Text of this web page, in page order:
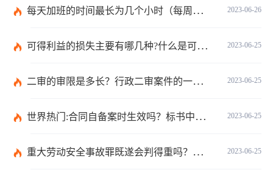
2023-06-26
每天加班的时间最长为几个小时（每周加班不能超过多少小时）
2023-06-25
可得利益的损失主要有哪几种?什么是可得利益？|天天速读
2023-06-25
二审的审限是多长？行政二审案件的一般处理规则是什么?
2023-06-25
世界热门:合同自备案时生效吗？标书中的合同需要全部放上去吗？
2023-06-25
重大劳动安全事故罪既遂会判得重吗？重大劳动安全事故罪与玩忽职守罪的界限是什么？_世界速看